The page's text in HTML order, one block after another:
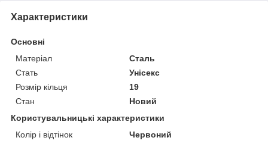
Характеристики
Основні
Матеріал
Сталь
Стать
Унісекс
Розмір кільця
19
Стан
Новий
Користувальницькі характеристики
Колір і відтінок
Червоний